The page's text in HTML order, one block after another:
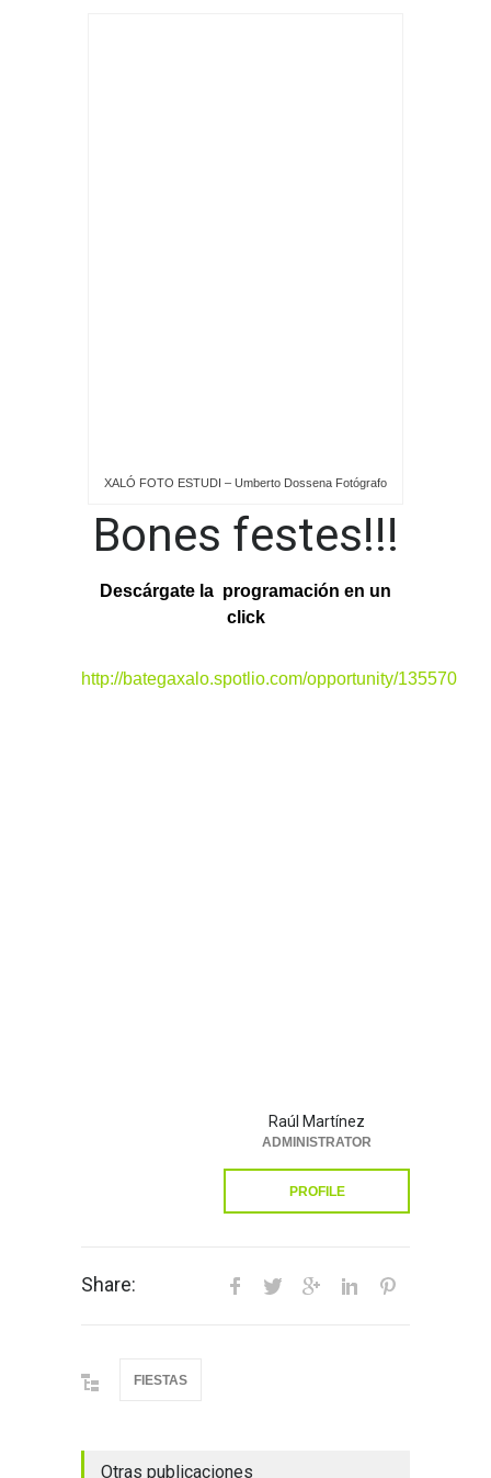
XALÓ FOTO ESTUDI – Umberto Dossena Fotógrafo
Bones festes!!!
Descárgate la programación en un
click
http://bategaxalo.spotlio.com/opportunity/135570
Raúl Martínez
ADMINISTRATOR
PROFILE
Share:
FIESTAS
Otras publicaciones